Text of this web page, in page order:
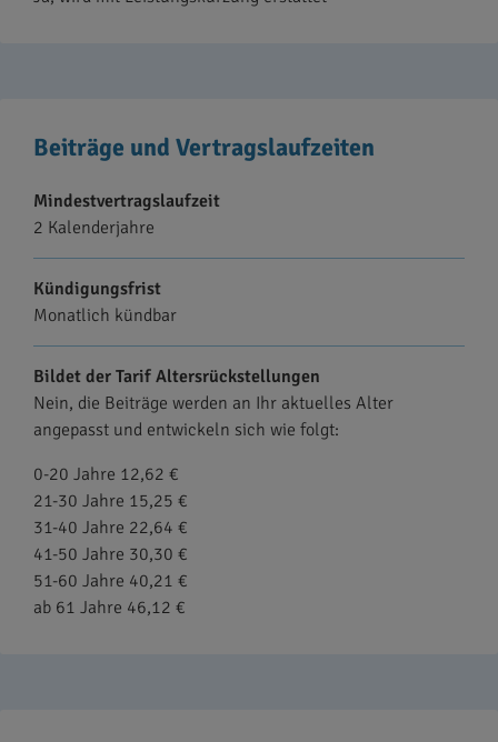
Beiträge und Vertragslaufzeiten
Mindestvertragslaufzeit
2 Kalenderjahre
Kündigungsfrist
Monatlich kündbar
Bildet der Tarif Altersrückstellungen
Nein, die Beiträge werden an Ihr aktuelles Alter
angepasst und entwickeln sich wie folgt:
0-20 Jahre 12,62 €
21-30 Jahre 15,25 €
31-40 Jahre 22,64 €
41-50 Jahre 30,30 €
51-60 Jahre 40,21 €
ab 61 Jahre 46,12 €